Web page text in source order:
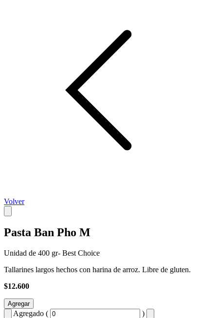
Volver
Pasta Ban Pho M
Unidad de 400 gr- Best Choice
Tallarines largos hechos con harina de arroz. Libre de gluten.
$12.600
Agregar
Agregado ( )